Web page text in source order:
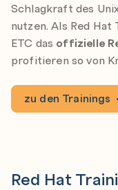
Schlagkraft des
nutzen. Als Red
ETC das offizielle
profitieren so von
zu den Trainings
Red Hat